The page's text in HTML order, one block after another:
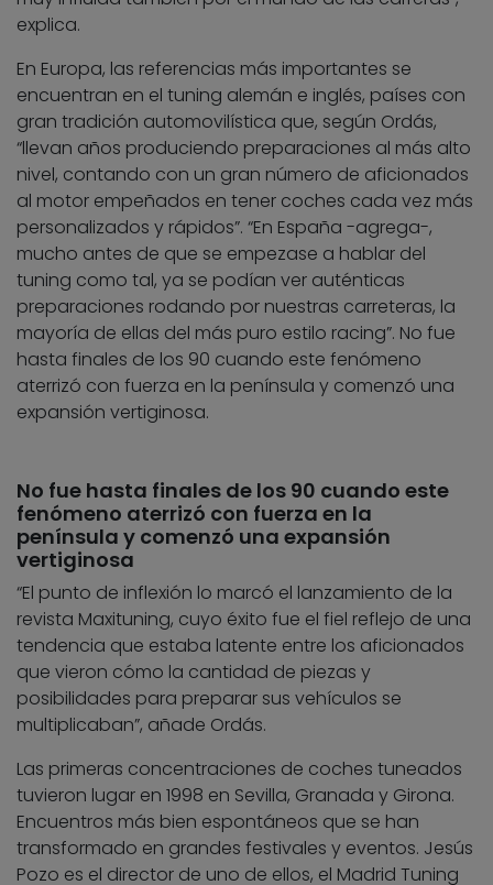
explica.
En Europa, las referencias más importantes se
encuentran en el tuning alemán e inglés, países con
gran tradición automovilística que, según Ordás,
“llevan años produciendo preparaciones al más alto
nivel, contando con un gran número de aficionados
al motor empeñados en tener coches cada vez más
personalizados y rápidos”. “En España -agrega-,
mucho antes de que se empezase a hablar del
tuning como tal, ya se podían ver auténticas
preparaciones rodando por nuestras carreteras, la
mayoría de ellas del más puro estilo racing”. No fue
hasta finales de los 90 cuando este fenómeno
aterrizó con fuerza en la península y comenzó una
expansión vertiginosa.
No fue hasta finales de los 90 cuando este
fenómeno aterrizó con fuerza en la
península y comenzó una expansión
vertiginosa
“El punto de inflexión lo marcó el lanzamiento de la
revista Maxituning, cuyo éxito fue el fiel reflejo de una
tendencia que estaba latente entre los aficionados
que vieron cómo la cantidad de piezas y
posibilidades para preparar sus vehículos se
multiplicaban”, añade Ordás.
Las primeras concentraciones de coches tuneados
tuvieron lugar en 1998 en Sevilla, Granada y Girona.
Encuentros más bien espontáneos que se han
transformado en grandes festivales y eventos. Jesús
Pozo es el director de uno de ellos, el Madrid Tuning